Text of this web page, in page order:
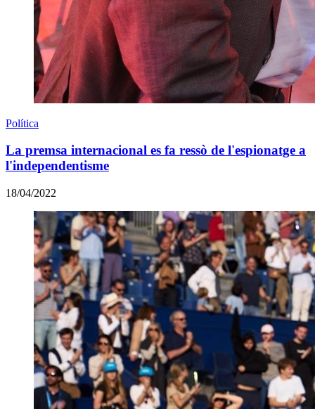
Política
La premsa internacional es fa ressò de l'espionatge a
l'independentisme
18/04/2022